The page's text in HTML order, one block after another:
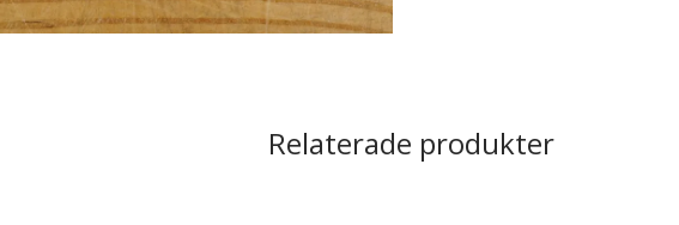
Relaterade produkter